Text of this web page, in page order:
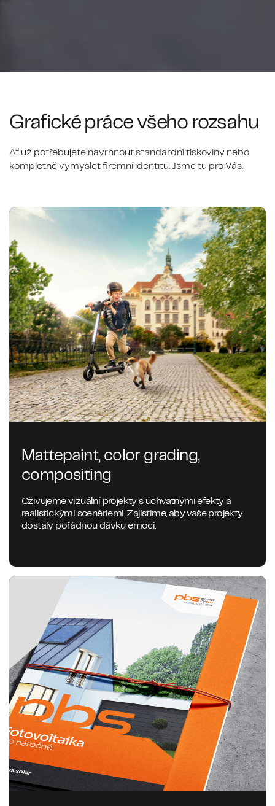
Grafické práce všeho rozsahu
Ať už potřebujete navrhnout standardní tiskoviny nebo
kompletně vymyslet firemní identitu. Jsme tu pro Vás.
Mattepaint, color grading,
compositing
Oživujeme vizuální projekty s úchvatnými efekty a
realistickými scenériemi. Zajistíme, aby vaše projekty
dostaly pořádnou dávku emocí.